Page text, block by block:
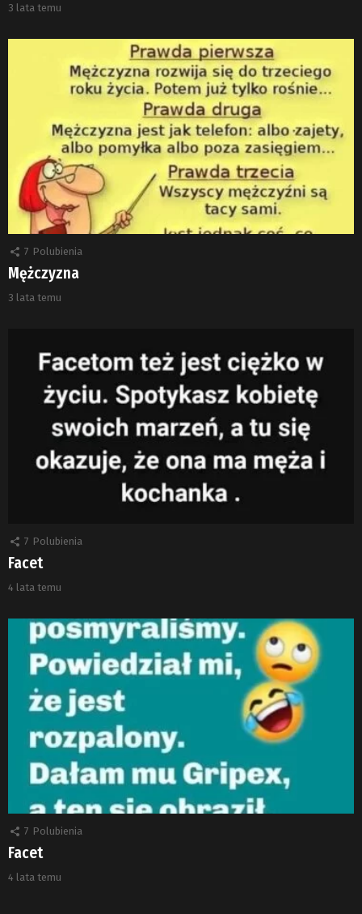
3 lata temu
7 Polubienia
Mężczyzna
3 lata temu
7 Polubienia
Facet
4 lata temu
7 Polubienia
Facet
4 lata temu